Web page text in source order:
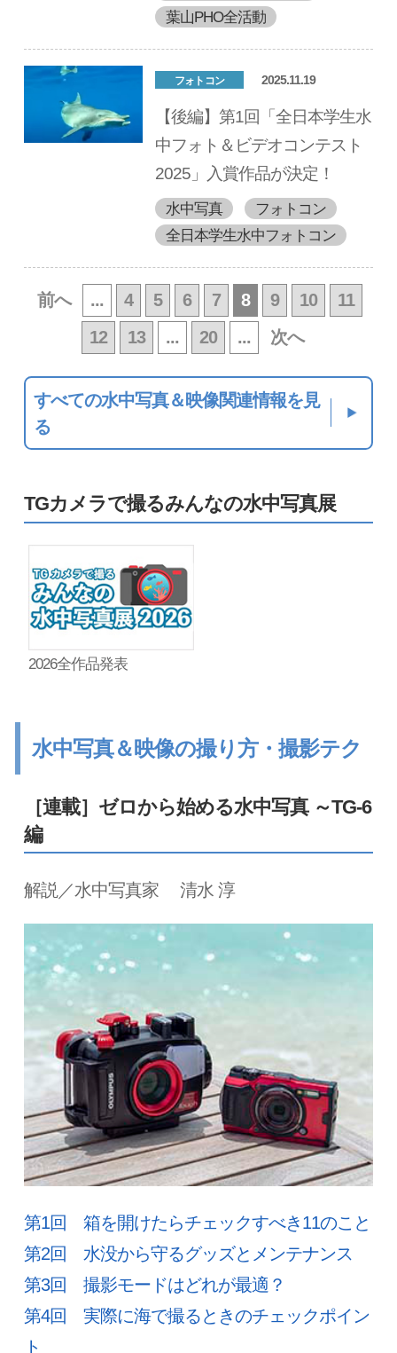
葉山PHO全活動
フォトコン 2025.11.19
【後編】第1回「全日本学生水
中フォト＆ビデオコンテスト
2025」入賞作品が決定！
水中写真
フォトコン
全日本学生水中フォトコン
前へ ... 4 5 6 7 8 9 10
11
12
13 ... 20 ... 次へ
すべての水中写真＆映像関連情報を見
る
TGカメラで撮るみんなの水中写真展
2026全作品発表
水中写真＆映像の撮り方・撮影テク
［連載］ゼロから始める水中写真 ～TG-6
編
解説／水中写真家 清水 淳
第1回 箱を開けたらチェックすべき11のこと
第2回 水没から守るグッズとメンテナンス
第3回 撮影モードはどれが最適？
第4回 実際に海で撮るときのチェックポイン
ト